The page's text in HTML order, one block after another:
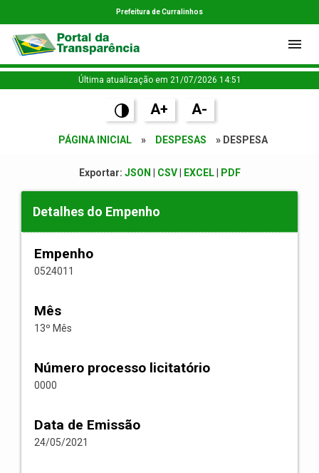
Prefeitura de Curralinhos
Última atualização em 21/07/2026 14:51
A+ A-
PÁGINA INICIAL » DESPESAS » DESPESA
Exportar: JSON CSV| EXCEL| PDF
Detalhes do Empenho
Empenho
0524011
Mês
13º Mês
Número processo licitatório
0000
Data de Emissão
24/05/2021